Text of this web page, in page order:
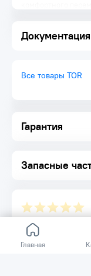
Главная
Документация
Гарантия
Запасные
Все товары TOR
Отзывов ещё
Расскажите о